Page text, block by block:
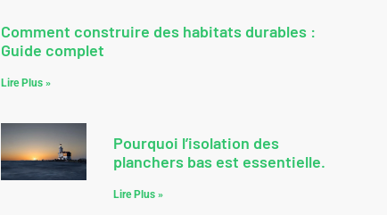
Comment construire des habitats durables :
Guide complet
Lire Plus »
Pourquoi l’isolation des
planchers bas est essentielle.
Lire Plus »